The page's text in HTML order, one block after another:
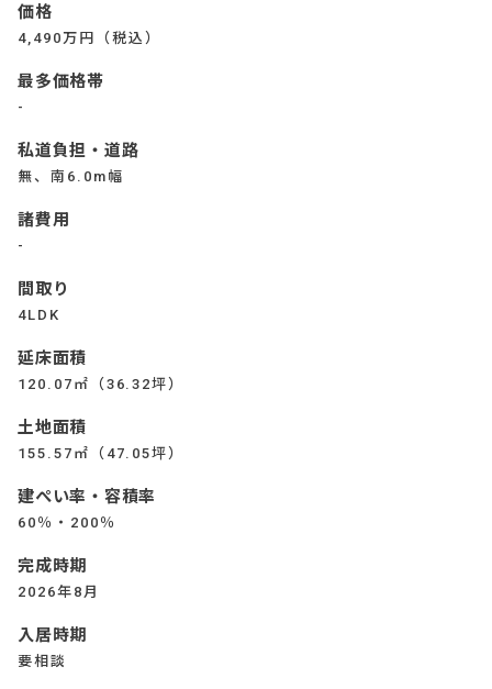
価格
4,490万円（税込）
最多価格帯
-
私道負担・道路
無、南6.0m幅
諸費用
-
間取り
4LDK
延床面積
120.07㎡（36.32坪）
土地面積
155.57㎡（47.05坪）
建ぺい率・容積率
60％・200％
完成時期
2026年8月
入居時期
要相談